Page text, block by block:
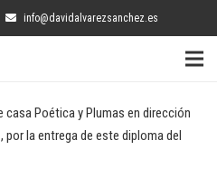
info@davidalvarezsanchez.es
Poética y Plumas en dirección
por la entrega de este diploma del